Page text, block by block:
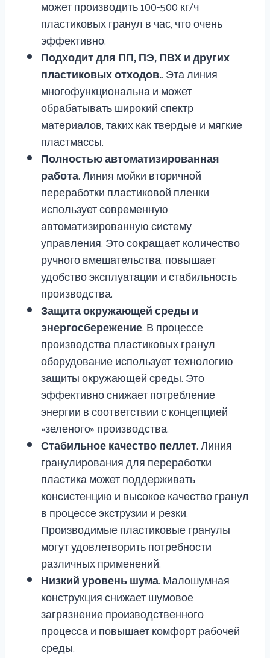
может производить 100-500 кг/ч
пластиковых гранул в час, что очень
эффективно.
Подходит для ПП, ПЭ, ПВХ и других
пластиковых отходов.. Эта линия
многофункциональна и может
обрабатывать широкий спектр
материалов, таких как твердые и мягкие
пластмассы.
Полностью автоматизированная
работа. Линия мойки вторичной
переработки пластиковой пленки
использует современную
автоматизированную систему
управления. Это сокращает количество
ручного вмешательства, повышает
удобство эксплуатации и стабильность
производства.
Защита окружающей среды и
энергосбережение. В процессе
производства пластиковых гранул
оборудование использует технологию
защиты окружающей среды. Это
эффективно снижает потребление
энергии в соответствии с концепцией
«зеленого» производства.
Стабильное качество пеллет. Линия
гранулирования для переработки
пластика может поддерживать
консистенцию и высокое качество гранул
в процессе экструзии и резки.
Производимые пластиковые гранулы
могут удовлетворить потребности
различных применений.
Низкий уровень шума. Малошумная
конструкция снижает шумовое
загрязнение производственного
процесса и повышает комфорт рабочей
среды.